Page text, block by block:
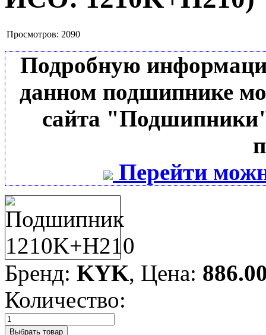
Просмотров: 2090
Подробную
данном подшипнике
сайта
Перейти
Бренд: KYK, Цена:
Количество: